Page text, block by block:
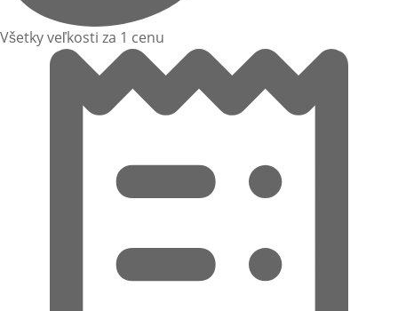
Všetky veľkosti za 1 cenu